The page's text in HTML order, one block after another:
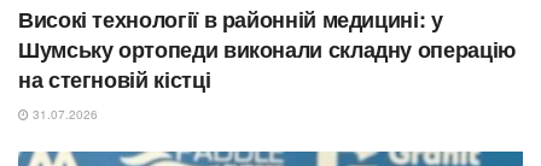
Високі технології в районній медицині: у
Шумську ортопеди виконали складну операцію
на стегновій кістці
31.07.2026